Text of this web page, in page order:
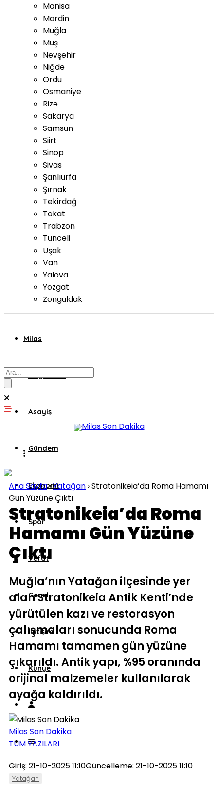
Manisa
Mardin
Muğla
Muş
Nevşehir
Niğde
Ordu
Osmaniye
Rize
Sakarya
Samsun
Siirt
Sinop
Sivas
Şanlıurfa
Şırnak
Tekirdağ
Tokat
Trabzon
Tunceli
Uşak
Van
Yalova
Yozgat
Zonguldak
Milas
Muğla’dan
Asayiş
Gündem
Ekonomi
Spor
Vefat
Genel
İletişim
Künye
Ana Sayfa›Yatağan ›Stratonikeia’da Roma Hamamı
Gün Yüzüne Çıktı
Stratonikeia’da Roma
Hamamı Gün Yüzüne
Çıktı
Muğla’nın Yatağan ilçesinde yer
alan Stratonikeia Antik Kenti’nde
yürütülen kazı ve restorasyon
çalışmaları sonucunda Roma
Hamamı tamamen gün yüzüne
çıkarıldı. Antik yapı, %95 oranında
orijinal malzemeler kullanılarak
ayağa kaldırıldı.
Milas Son Dakika
TÜM YAZILARI
Giriş: 21-10-2025 11:10Güncelleme: 21-10-2025 11:10
Yatağan